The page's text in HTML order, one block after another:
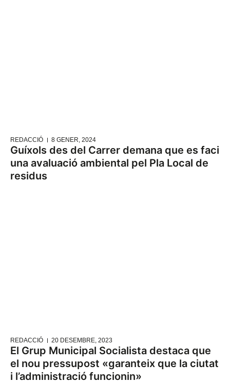
REDACCIÓ 8 GENER, 2024
Guíxols des del Carrer demana que es faci
una avaluació ambiental pel Pla Local de
residus
REDACCIÓ 20 DESEMBRE, 2023
El Grup Municipal Socialista destaca que
el nou pressupost «garanteix que la ciutat
i l’administració funcionin»